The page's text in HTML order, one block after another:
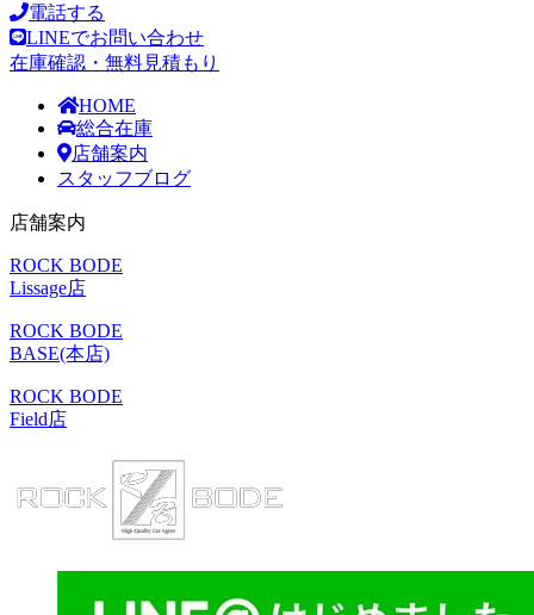
電話する
LINEでお問い合わせ
在庫確認・無料見積もり
HOME
総合在庫
店舗案内
スタッフブログ
店舗案内
ROCK BODE
Lissage店
ROCK BODE
BASE(本店)
ROCK BODE
Field店